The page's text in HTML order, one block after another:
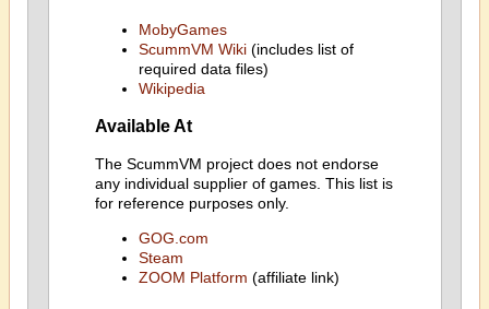
MobyGames
ScummVM Wiki(includes list of
required data files)
Wikipedia
Available At
The ScummVM project does not endorse
any individual supplier of games. This list is
for reference purposes only.
GOG.com
Steam
ZOOM Platform (affiliate link)